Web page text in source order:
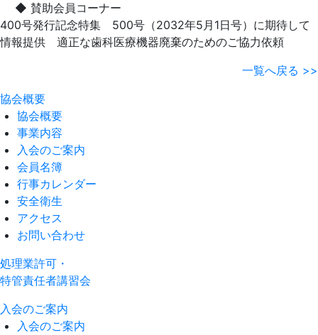
◆ 賛助会員コーナー
400号発行記念特集 500号（2032年5月1日号）に期待して
情報提供 適正な歯科医療機器廃棄のためのご協力依頼
一覧へ戻る >>
協会概要
協会概要
事業内容
入会のご案内
会員名簿
行事カレンダー
安全衛生
アクセス
お問い合わせ
処理業許可・
特管責任者講習会
入会のご案内
入会のご案内